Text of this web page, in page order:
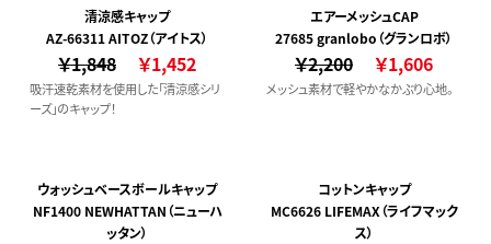
清涼感キャップ
AZ-66311 AITOZ（アイトス）
￥1,848 ￥1,452
吸汗速乾素材を使用した「清涼感シリ
ーズ」のキャップ！
エアーメッシュCAP
27685 granlobo（グランロボ）
￥2,200 ￥1,606
メッシュ素材で軽やかなかぶり心地。
ウォッシュベースボールキャップ
NF1400 NEWHATTAN（ニューハ
ッタン）
コットンキャップ
MC6626 LIFEMAX（ライフマック
ス）